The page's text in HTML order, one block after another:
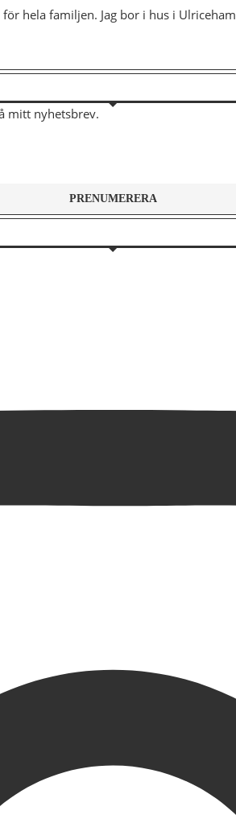
hela familjen. Jag bor i hus i
mitt nyhetsbrev.